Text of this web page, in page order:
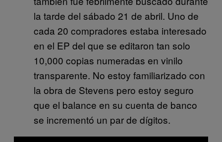
la tarde del sábado 21 de abril. Uno de
cada 20 compradores estaba interesado
en el EP del que se editaron tan solo
10,000 copias numeradas en vinilo
transparente. No estoy familiarizado con
la obra de Stevens pero estoy seguro
que el balance en su cuenta de banco
se incrementó un par de dígitos.